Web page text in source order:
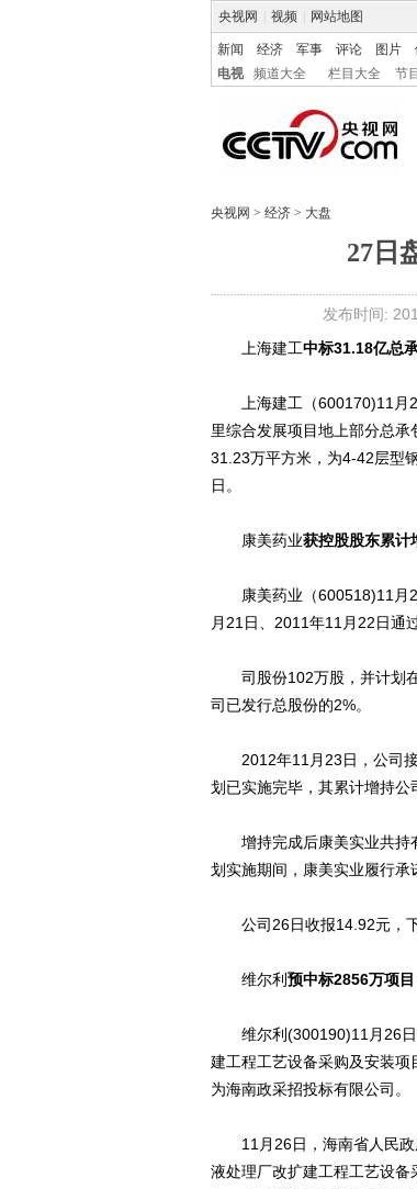
央视网 视频 网站地图
新闻 经济 军事 评论 图片
电视
频道大全 栏目大全 节
央视网 > 经济 > 大盘
27日
发布时间:
上海建工中标31.18亿总
上海建工（600170)11月26
里综合发展项目地上部分总
31.23万平方米，为4-42层型
日。
康美药业获控股股东累计
康美药业（600518)11月26
月21日、2011年11月22日通
司股份102万股，并计划在
司已发行总股份的2%。
2012年11月23日，公司接
划已实施完毕，其累计增持公
增持完成后康美实业共持
划实施期间，康美实业履行承
公司26日收报14.92元，下
维尔利 预中标2856万项
维尔利(300190)11月26日
建工程工艺设备采购及安装
为海南政采招投标有限公司。
11月26日，海南省人民政
液处理厂改扩建工程工艺设